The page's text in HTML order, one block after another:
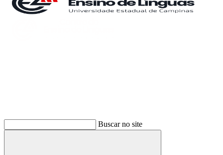
Buscar no site